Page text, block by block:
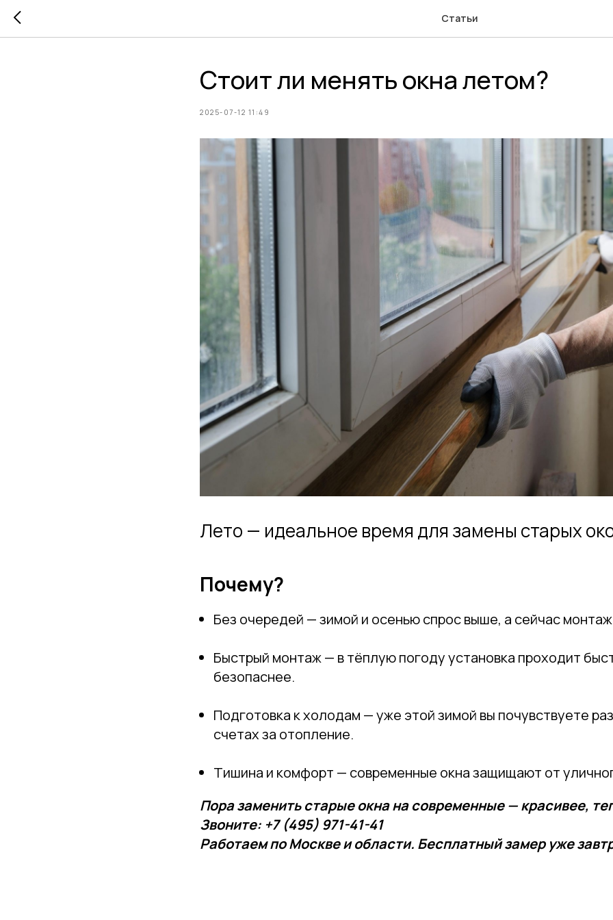
Статьи
Стоит ли менять окна летом?
2025-07-12 11:49
Лето — идеальное время для замены старых
Почему?
Без очередей — зимой и осенью спрос выше, а сейчас
Быстрый монтаж — в тёплую погоду установка проходит
безопаснее.
Подготовка к холодам — уже этой зимой вы почувствуете
счетах за отопление.
Тишина и комфорт — современные окна защищают от
Пора заменить старые окна на современные — красивее,
Звоните: +7 (495) 971-41-41
Работаем по Москве и области. Бесплатный замер уже